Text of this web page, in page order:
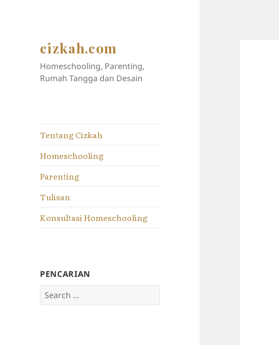
cizkah.com
Homeschooling, Parenting,
Rumah Tangga dan Desain
Tentang Cizkah
Homeschooling
Parenting
Tulisan
Konsultasi Homeschooling
PENCARIAN
Search
for: